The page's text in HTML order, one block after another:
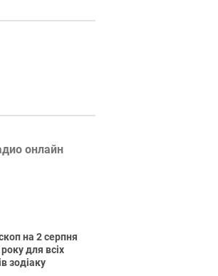
онлайн
на 2 серпня
для всіх
зодіаку